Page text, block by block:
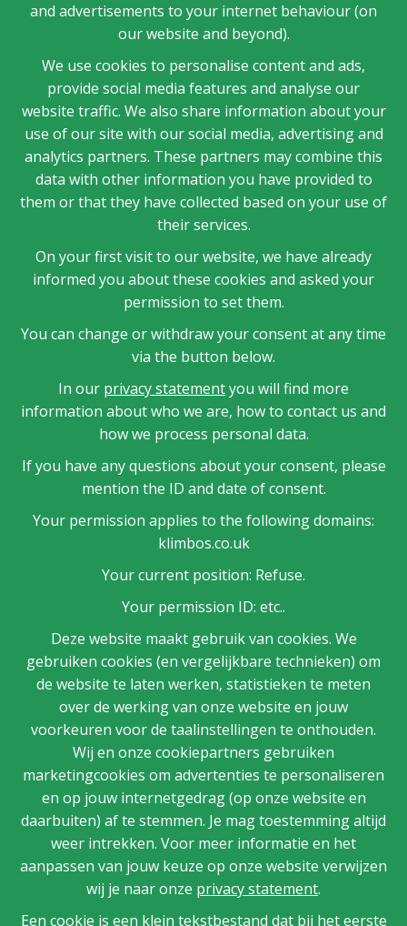
and advertisements to your internet behaviour (on
our website and beyond).
We use cookies to personalise content and ads,
provide social media features and analyse our
website traffic. We also share information about your
use of our site with our social media, advertising and
analytics partners. These partners may combine this
data with other information you have provided to
them or that they have collected based on your use of
their services.
On your first visit to our website, we have already
informed you about these cookies and asked your
permission to set them.
You can change or withdraw your consent at any time
via the button below.
In our privacy statementyou will find more
information about who we are, how to contact us and
how we process personal data.
If you have any questions about your consent, please
mention the ID and date of consent.
Your permission applies to the following domains:
klimbos.co.uk
Your current position: Refuse.
Your permission ID: etc..
Deze website maakt gebruik van cookies. We
gebruiken cookies (en vergelijkbare technieken) om
de website te laten werken, statistieken te meten
over de werking van onze website en jouw
voorkeuren voor de taalinstellingen te onthouden.
Wij en onze cookiepartners gebruiken
marketingcookies om advertenties te personaliseren
en op jouw internetgedrag (op onze website en
daarbuiten) af te stemmen. Je mag toestemming altijd
weer intrekken. Voor meer informatie en het
aanpassen van jouw keuze op onze website verwijzen
wij je naar onze privacy statement.
Een cookie is een klein tekstbestand dat bij het eerste